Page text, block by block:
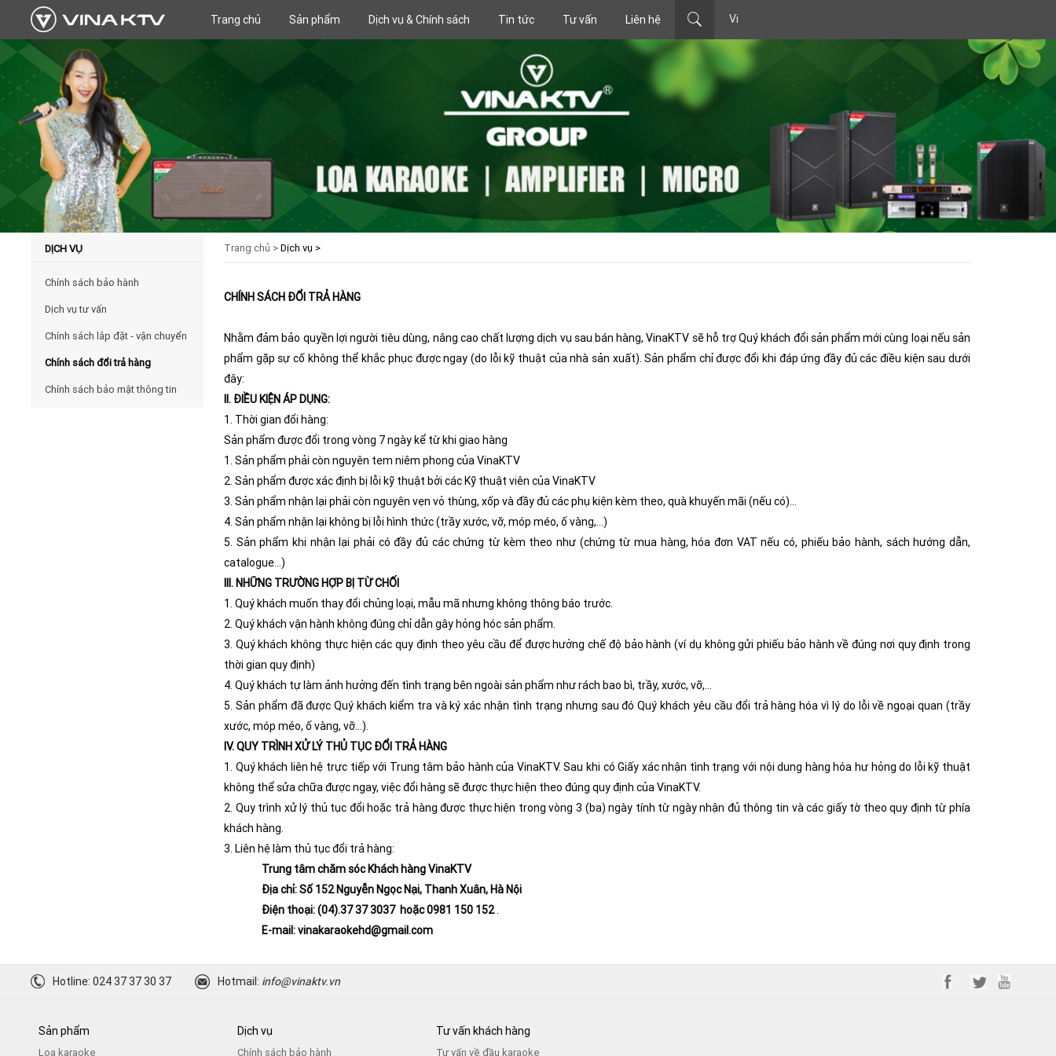
Trang chủ Sản phẩm Dịch vụ & Chính sách Tin tức Tư vấn Liên hệ Vi
DỊCH VỤ
Chính sách bảo hành
Dịch vụ tư vấn
Chính sách lắp đặt - vận chuyển
Chính sách đổi trả hàng
Chính sách bảo mật thông tin
Trang chủ >Dịch vụ >
CHÍNH SÁCH ĐỔI TRẢ HÀNG
Nhằm đảm bảo quyền lợi người tiêu dùng, nâng cao chất lượng dịch vụ sau bán hàng, VinaKTV sẽ hỗ trợ Quý khách đổi sản phẩm mới cùng loại nếu sản
phẩm gặp sự cố không thể khắc phục được ngay (do lỗi kỹ thuật của nhà sản xuất). Sản phẩm chỉ được đổi khi đáp ứng đầy đủ các điều kiện sau dưới
đây:
II. ĐIỀU KIỆN ÁP DỤNG:
1. Thời gian đổi hàng:
Sản phẩm được đổi trong vòng 7 ngày kể từ khi giao hàng
1. Sản phẩm phải còn nguyên tem niêm phong của VinaKTV
2. Sản phẩm được xác định bị lỗi kỹ thuật bởi các Kỹ thuật viên của VinaKTV
3. Sản phẩm nhận lại phải còn nguyên vẹn vỏ thùng, xốp và đầy đủ các phụ kiện kèm theo, quà khuyến mãi (nếu có)…
4. Sản phẩm nhận lại không bị lỗi hình thức (trầy xước, vỡ, móp méo, ố vàng,…)
5. Sản phẩm khi nhận lại phải có đầy đủ các chứng từ kèm theo như (chứng từ mua hàng, hóa đơn VAT nếu có, phiếu bảo hành, sách hướng dẫn,
catalogue…)
III. NHỮNG TRƯỜNG HỢP BỊ TỪ CHỐI
1. Quý khách muốn thay đổi chủng loại, mẫu mã nhưng không thông báo trước.
2. Quý khách vận hành không đúng chỉ dẫn gây hỏng hóc sản phẩm.
3. Quý khách không thực hiện các quy định theo yêu cầu để được hưởng chế độ bảo hành (ví dụ không gửi phiếu bảo hành về đúng nơi quy định trong
thời gian quy định)
4. Quý khách tự làm ảnh hưởng đến tình trạng bên ngoài sản phẩm như rách bao bì, trầy, xước, vỡ,…
5. Sản phẩm đã được Quý khách kiểm tra và ký xác nhận tình trạng nhưng sau đó Quý khách yêu cầu đổi trả hàng hóa vì lý do lỗi về ngoại quan (trầy
xước, móp méo, ố vàng, vỡ…).
IV. QUY TRÌNH XỬ LÝ THỦ TỤC ĐỔI TRẢ HÀNG
1. Quý khách liên hệ trực tiếp với Trung tâm bảo hành của VinaKTV. Sau khi có Giấy xác nhận tình trạng với nội dung hàng hóa hư hỏng do lỗi kỹ thuật
không thể sửa chữa được ngay, việc đổi hàng sẽ được thực hiện theo đúng quy định của VinaKTV.
2. Quy trình xử lý thủ tục đổi hoặc trả hàng được thực hiện trong vòng 3 (ba) ngày tính từ ngày nhận đủ thông tin và các giấy tờ theo quy định từ phía
khách hàng.
3. Liên hệ làm thủ tục đổi trả hàng:
Trung tâm chăm sóc Khách hàngVinaKTV
Địa chỉ: Số 152 Nguyễn Ngọc Nại, Thanh Xuân, Hà Nội
Điện thoại: (04).37373037 hoặc0981 150 152.
E-mail: vinakaraokehd@gmail.com
Hotline: 024 37 37 30 37 Hotmail: info@vinaktv.vn
Sản phẩm
Loa karaoke
Dịch vụ
Chính sách bảo hành
Tư vấn khách hàng
Tư vấn về đầu karaoke